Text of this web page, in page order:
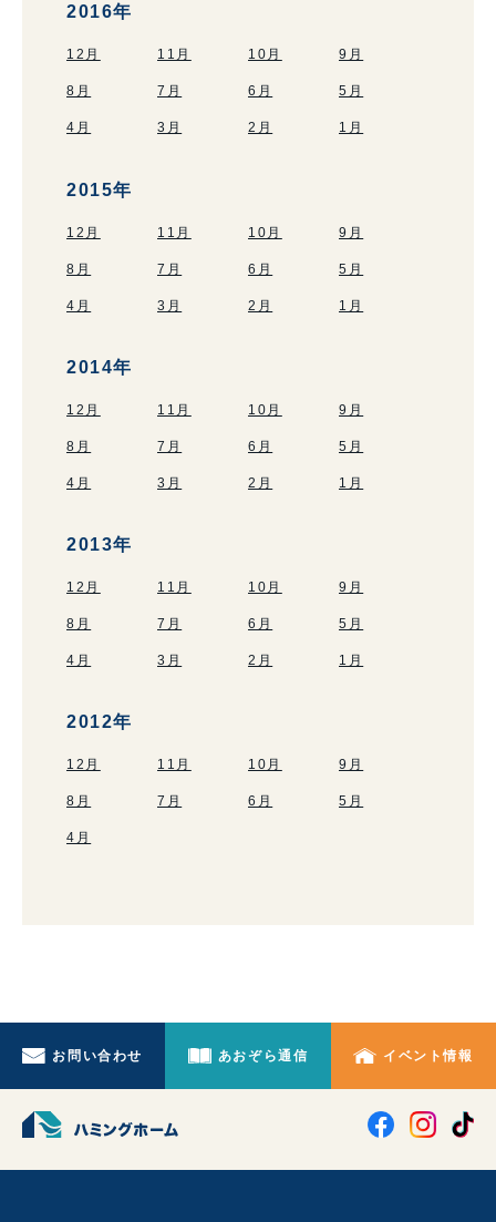
2016年
12月 11月 10月 9月
8月 7月 6月 5月
4月 3月 2月 1月
2015年
12月 11月 10月 9月
8月 7月 6月 5月
4月 3月 2月 1月
2014年
12月 11月 10月 9月
8月 7月 6月 5月
4月 3月 2月 1月
2013年
12月 11月 10月 9月
8月 7月 6月 5月
4月 3月 2月 1月
2012年
12月 11月 10月 9月
8月 7月 6月 5月
4月
お問い合わせ あおぞら通信 イベント情報